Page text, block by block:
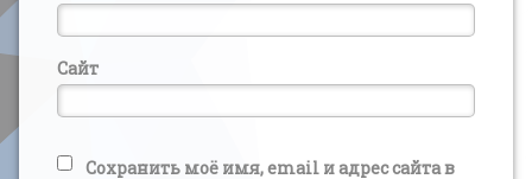
Сайт
Сохранить моё имя, email и адрес сайта в